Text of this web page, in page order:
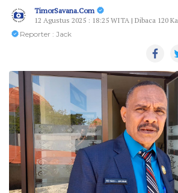
TimorSavana.Com
12 Agustus 2025 : 18:25 WITA | Dibaca 120
Reporter : Jack